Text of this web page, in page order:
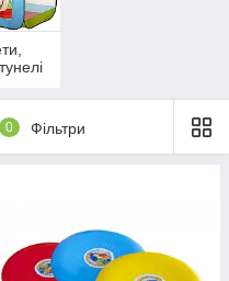
0 Фільтри